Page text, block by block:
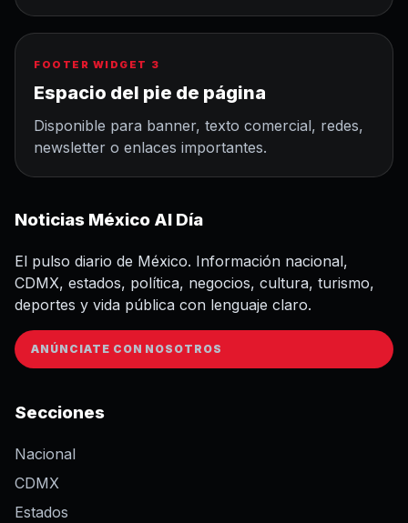
FOOTER WIDGET 3
Espacio del pie de página
Disponible para banner, texto comercial, redes,
newsletter o enlaces importantes.
Noticias México Al Día
El pulso diario de México. Información nacional,
CDMX, estados, política, negocios, cultura, turismo,
deportes y vida pública con lenguaje claro.
ANÚNCIATE CON NOSOTROS
Secciones
Nacional
CDMX
Estados